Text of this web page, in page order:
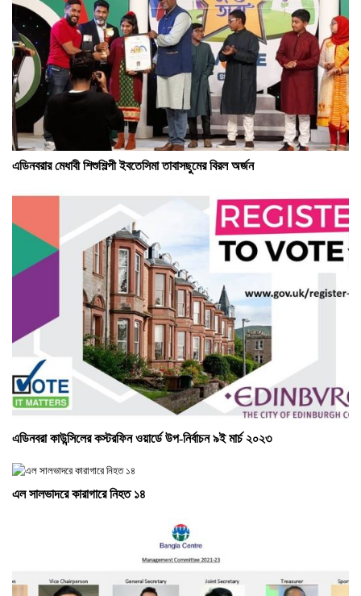
এডিনবরার মেধাবী শিশুশিল্পী ইবতেসিমা তাবাসছুমের বিরল অর্জন
এডিনবরা কাউন্সিলের কস্টরফিন ওয়ার্ডে উপ-নির্বাচন ৯ই মার্চ ২০২৩
এল সালভাদরে কারাগারে নিহত ১৪